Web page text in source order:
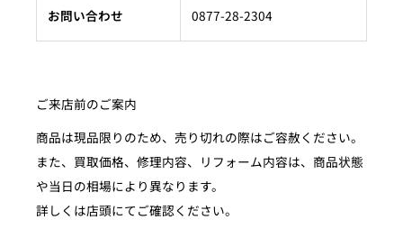
お問い合わせ 0877-28-2304
ご来店前のご案内
商品は現品限りのため、売り切れの際はご容赦ください。
また、買取価格、修理内容、リフォーム内容は、商品状態
や当日の相場により異なります。
詳しくは店頭にてご確認ください。